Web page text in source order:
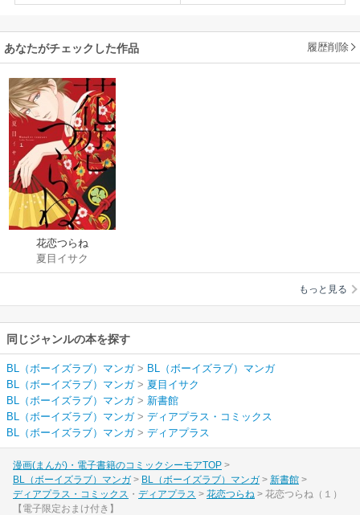
あなたがチェックした作品 履歴削除
花恋つらね
夏目イサク
もっと見る
同じジャンルの本を探す
BL（ボーイズラブ）マンガ> BL（ボーイズラブ）マンガ
BL（ボーイズラブ）マンガ> 夏目イサク
BL（ボーイズラブ）マンガ> 新書館
BL（ボーイズラブ）マンガ> ディアプラス・コミックス
BL（ボーイズラブ）マンガ> ディアプラス
漫画(まんが)・電子書籍のコミックシーモアTOP
BL（ボーイズラブ）マンガ
BL（ボーイズラブ）マンガ
新書館
ディアプラス・コミックス
ディアプラス 花恋つらね
花恋つらね（１）
【電子限定おまけ付き】